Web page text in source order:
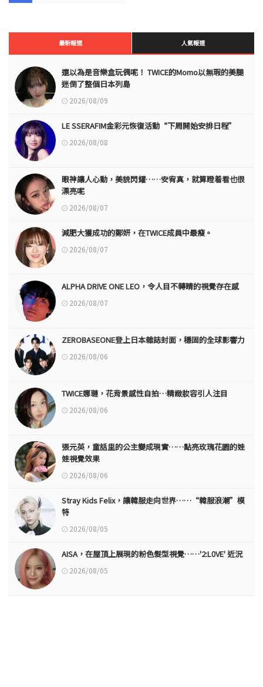
最新報道 人氣報道
還以為是音樂盒玩偶呢！ TWICE的Momo以無瑕的美腿
迷倒了整個日本列島
2026/08/09
LE SSERAFIM金彩元恢復活動“下周開始安排日程”
2026/08/08
眼神讓人心動，美貌閃耀……安宥真，就算瞪着看也很
漂亮呢
2026/08/07
減肥大獲成功的鄭妍，在TWICE成員中最瘦。
2026/08/07
ALPHA DRIVE ONE LEO，令人目不轉睛的視覺存在感
2026/08/07
ZEROBASEONE登上日本雜誌封面，穩固的全球影響力
2026/08/06
TWICE娜璉，花背景感性自拍…精緻妝容引人注目
2026/08/06
張元英，童話里的公主變成現實……點亮玫瑰花園的娃
娃視覺效果
2026/08/06
Stray Kids Felix，讓韓服走向世界……“韓服浪潮”模
特
2026/08/05
AISA，在屋頂上展現的粉色髮型視覺……'2:L0VE' 近況
2026/08/05